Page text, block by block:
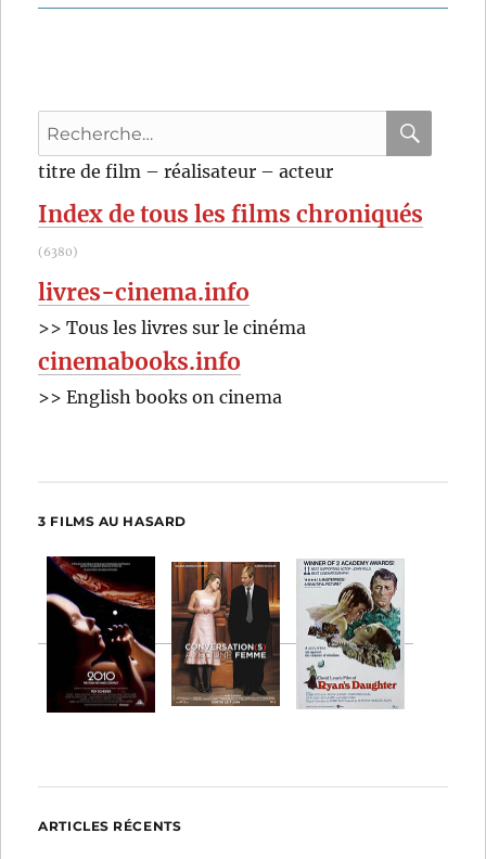
Recherche
pour
:
titre de film – réalisateur – acteur
Index de tous les films chroniqués
(6380)
livres-cinema.info
>> Tous les livres sur le cinéma
cinemabooks.info
>> English books on cinema
3 FILMS AU HASARD
ARTICLES RÉCENTS